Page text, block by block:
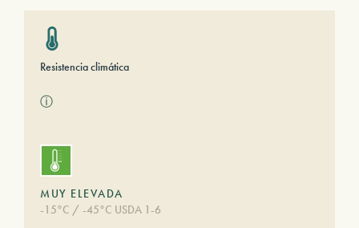
Resistencia climática
ⓘ
MUY ELEVADA
-15°C / -45°C USDA 1-6